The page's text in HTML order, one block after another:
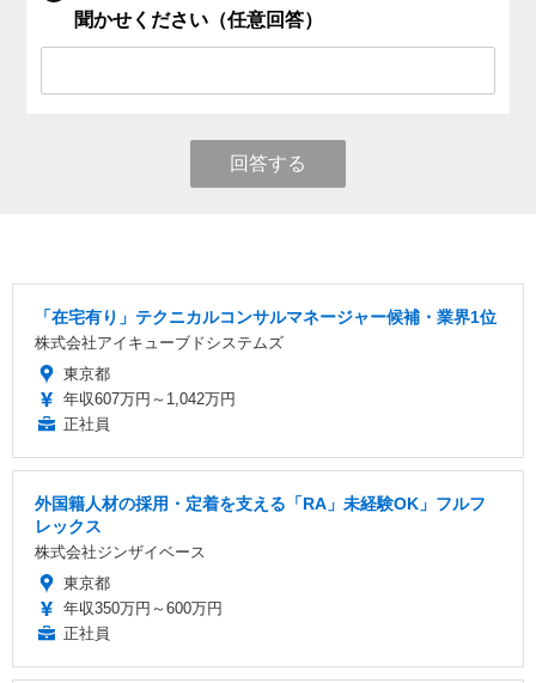
聞かせください（任意回答）
回答する
「在宅有り」テクニカルコンサルマネージャー候補・業界1位
株式会社アイキューブドシステムズ
東京都
年収607万円～1,042万円
正社員
外国籍人材の採用・定着を支える「RA」未経験OK」フルフ
レックス
株式会社ジンザイベース
東京都
年収350万円～600万円
正社員